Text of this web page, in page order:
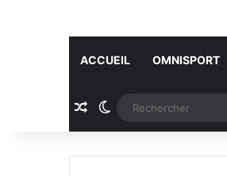
ACCUEIL OMNISPORT
Article Aléatoire
Switch skin